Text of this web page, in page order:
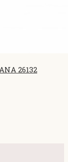
26132